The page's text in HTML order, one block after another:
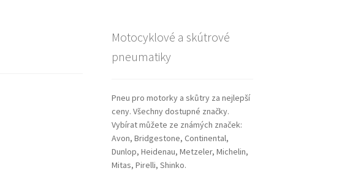
Motocyklové a skútrové
pneumatiky
Pneu pro motorky a skůtry za nejlepší
ceny. Všechny dostupné značky.
Vybírat můžete ze známých značek:
Avon, Bridgestone, Continental,
Dunlop, Heidenau, Metzeler, Michelin,
Mitas, Pirelli, Shinko.